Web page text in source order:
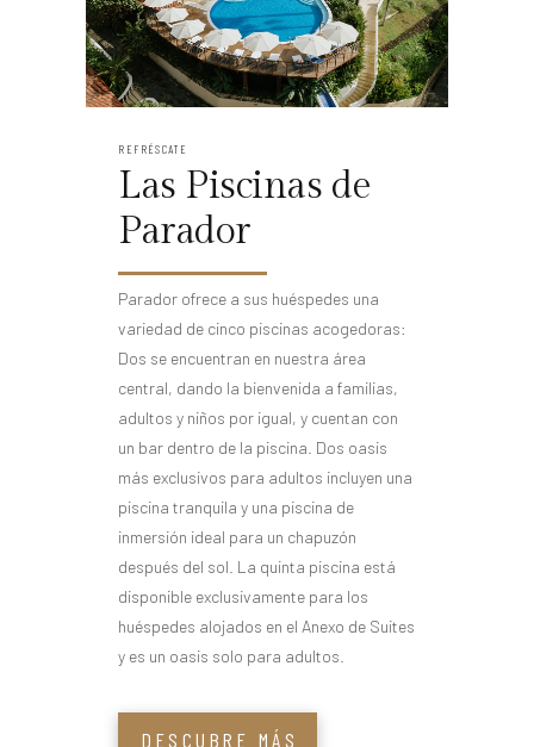
REFRÉSCATE
Las Piscinas de
Parador
Parador ofrece a sus huéspedes una
variedad de cinco piscinas acogedoras:
Dos se encuentran en nuestra área
central, dando la bienvenida a familias,
adultos y niños por igual, y cuentan con
un bar dentro de la piscina. Dos oasis
más exclusivos para adultos incluyen una
piscina tranquila y una piscina de
inmersión ideal para un chapuzón
después del sol. La quinta piscina está
disponible exclusivamente para los
huéspedes alojados en el Anexo de Suites
y es un oasis solo para adultos.
DESCUBRE MÁS